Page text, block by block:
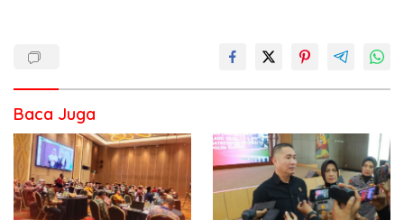
Baca Juga